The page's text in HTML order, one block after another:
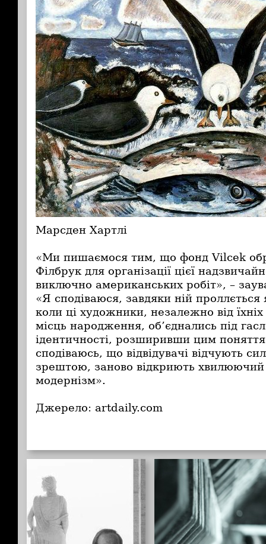
Марсден Хартлі
«Ми пишаємося тим, що фонд Vilcek
Філбрук для організації цієї
виключно американських робіт», –
«Я сподіваюся, завдяки ній проллється
коли ці художники, незалежно від їхніх
місць народження, об’єднались під
ідентичності, розширивши цим
сподіваюсь, що відвідувачі відчують
зрештою, заново відкриють
модернізм».
Джерело: artdaily.com